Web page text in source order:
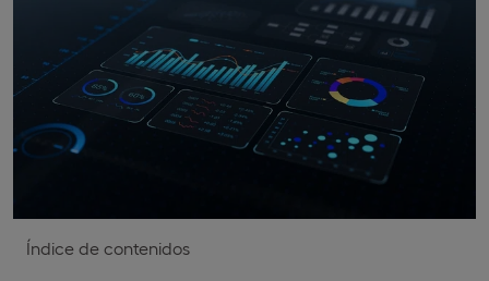
Índice de contenidos